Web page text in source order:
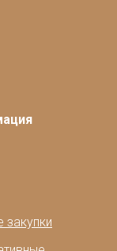
закупки